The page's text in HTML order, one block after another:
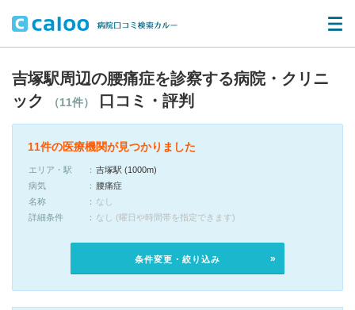
吉塚駅周辺の腰痛症を診察する病院・クリニ
ック
（11件） 口コミ・評判
11件の医療機関が見つかりました
エリア・駅
吉塚駅 (1000m)
病気
腰痛症
名称
なし
詳細条件
なし (曜日や時間帯を指定できます)
条件変更・絞り込み